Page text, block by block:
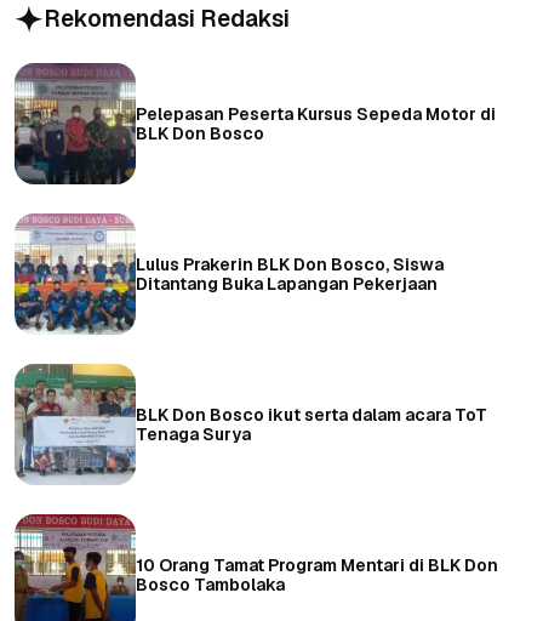
Rekomendasi Redaksi
Pelepasan Peserta Kursus Sepeda Motor di
BLK Don Bosco
Lulus Prakerin BLK Don Bosco, Siswa
Ditantang Buka Lapangan Pekerjaan
BLK Don Bosco ikut serta dalam acara ToT
Tenaga Surya
10 Orang Tamat Program Mentari di BLK Don
Bosco Tambolaka